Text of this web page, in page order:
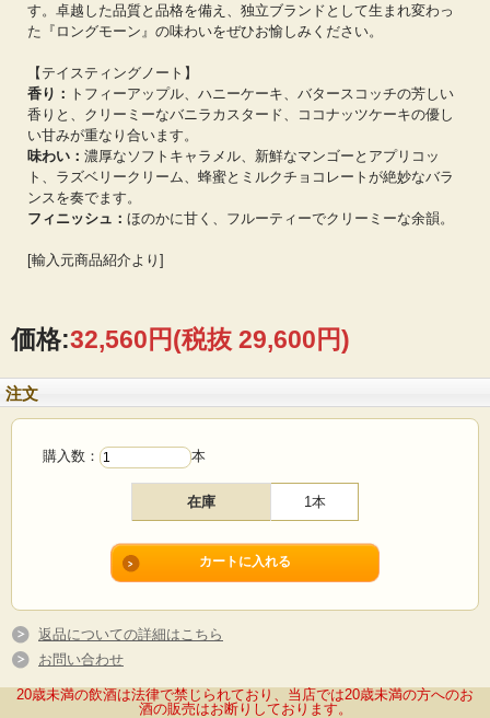
す。卓越した品質と品格を備え、独立ブランドとして生まれ変わっ
た『ロングモーン』の味わいをぜひお愉しみください。
【テイスティングノート】
香り： トフィーアップル、ハニーケーキ、バタースコッチの芳しい
香りと、クリーミーなバニラカスタード、ココナッツケーキの優し
い甘みが重なり合います。
味わい： 濃厚なソフトキャラメル、新鮮なマンゴーとアプリコッ
ト、ラズベリークリーム、蜂蜜とミルクチョコレートが絶妙なバラ
ンスを奏でます。
フィニッシュ： ほのかに甘く、フルーティーでクリーミーな余韻。
[輸入元商品紹介より]
価格:32,560円(税抜 29,600円)
注文
購入数： 本
在庫 1本
返品についての詳細はこちら
お問い合わせ
20歳未満の飲酒は法律で禁じられており、当店では20歳未満の方へのお
酒の販売はお断りしております。